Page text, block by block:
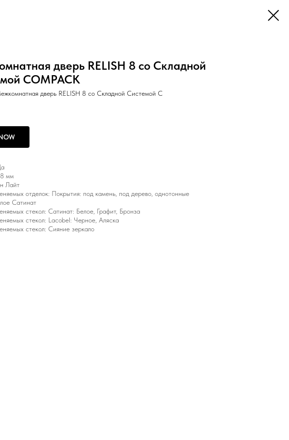
дверь RELISH 8 со Складной
COMPACK
дверь RELISH 8 со Складной Системой C
мм
Лайт
отделок: Покрытия: под камень, под дерево, однотонные
Сатинат
стекол: Сатинат: Белое, Графит, Бронза
стекол: Lacobel: Черное, Аляска
стекол: Сияние зеркало